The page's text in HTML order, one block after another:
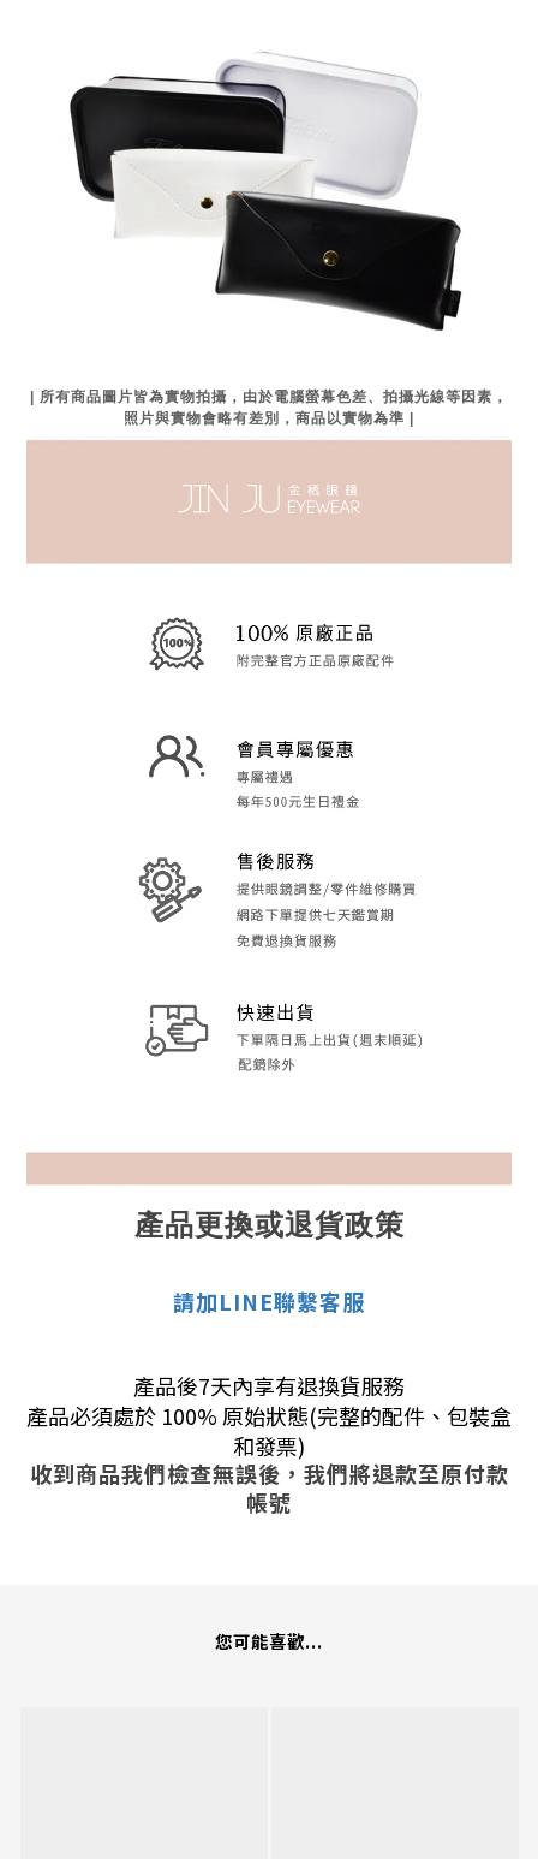
| 所有商品圖片皆為實物拍攝，由於電腦螢幕色差、拍攝光線等因素，
照片與實物會略有差別，商品以實物為準 |
產品更換或退貨政策
請加LINE聯繫客服
產品後7天內享有退換貨服務
產品必須處於 100% 原始狀態(完整的配件、包裝盒
和發票)
收到商品我們檢查無誤後，我們將退款至原付款
帳號
您可能喜歡...